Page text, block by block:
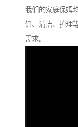
我们的家庭保姆
饪、清洁、护理
需求。